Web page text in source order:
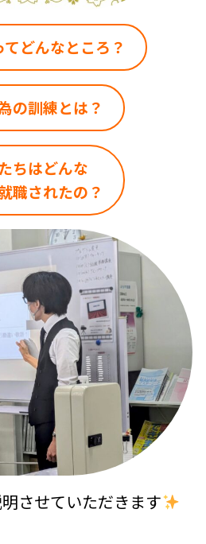
どんなところ？
の訓練とは？
ちはどんな
職されたの？
させていただきます